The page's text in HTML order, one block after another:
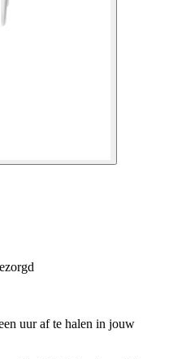
uur af te halen in jouw